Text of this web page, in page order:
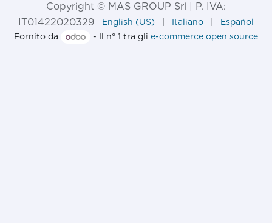
Copyright © MAS GROUP Srl | P. IVA:
IT01422020329
English (US) Italiano
Español
Fornito da
- Il n° 1 tra gli e-commerce open source